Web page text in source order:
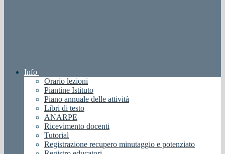
Info
Orario lezioni
Piantine Istituto
Piano annuale delle attività
Libri di testo
ANARPE
Ricevimento docenti
Tutorial
Registrazione recupero minutaggio e potenziato